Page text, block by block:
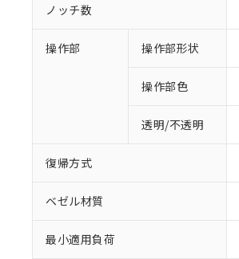
ノッチ数
操作部 操作部形状
操作部色
透明/不透明
復帰方式
ベゼル材質
最小適用負荷